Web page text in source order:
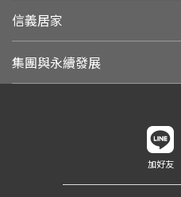
信義居家
集團與永續發展
加好友